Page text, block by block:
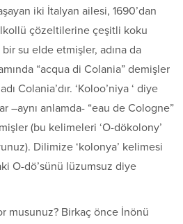
iki İtalyan ailesi, 1690’dan
çözeltilerine çeşitli koku
su elde etmişler, adına da
“acqua di Colania” demişler
Colania’dır. ‘Koloo’niya ‘ diye
–aynı anlamda- “eau de Cologne”
(bu kelimeleri ‘O-dökolony’
Dilimize ‘kolonya’ kelimesi
O-dö’sünü lüzumsuz diye
musunuz? Birkaç önce İnönü